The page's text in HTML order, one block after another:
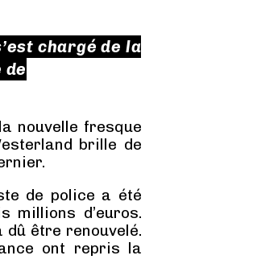
chargé de la
de
nouvelle fresque
brille de
de police a été
millions d’euros.
dû être renouvelé.
ont repris la